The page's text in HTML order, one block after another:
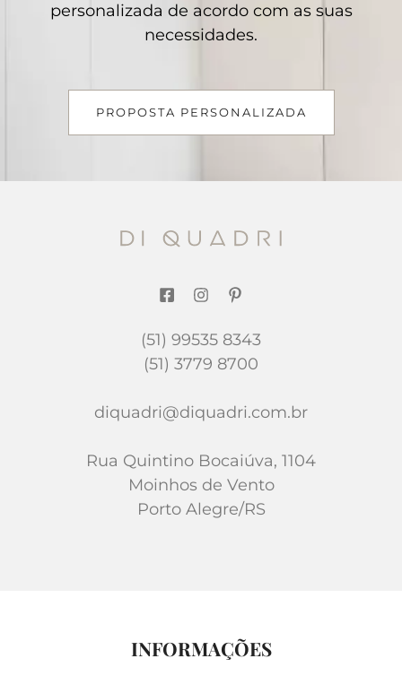
personalizada de acordo com as suas
necessidades.
PROPOSTA PERSONALIZADA
(51) 99535 8343
(51) 3779 8700
diquadri@diquadri.com.br
Rua Quintino Bocaiúva, 1104
Moinhos de Vento
Porto Alegre/RS
INFORMAÇÕES